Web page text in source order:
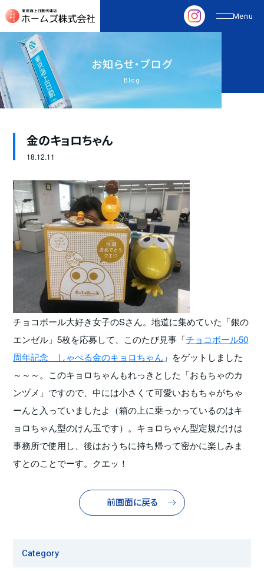
お知らせ・ブログ
Blog
金のキョロちゃん
18.12.11
チョコボール大好き女子のSさん。地道に集めていた「銀の
エンゼル」5枚を応募して、このたび見事「チョコボール50
周年記念 しゃべる金のキョロちゃん 」をゲットしました
～～～。このキョロちゃんもれっきとした「おもちゃのカ
ンヅメ」ですので、中には小さくて可愛いおもちゃがちゃ
ーんと入っていましたよ（箱の上に乗っかっているのはキ
ョロちゃん型のけん玉です）。キョロちゃん型定規だけは
事務所で使用し、後はおうちに持ち帰って密かに楽しみま
すとのことでーす。クエッ！
前画面に戻る
Category